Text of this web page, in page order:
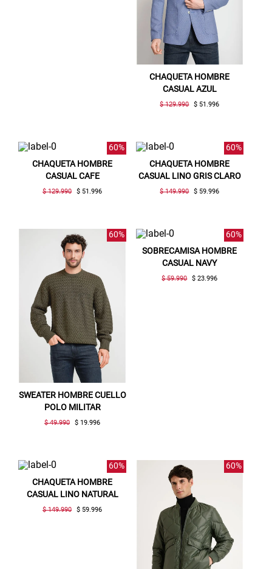
CHAQUETA HOMBRE
CASUAL AZUL
$ 129.990 $ 51.996
60%
CHAQUETA HOMBRE
CASUAL CAFE
$ 129.990 $ 51.996
60%
CHAQUETA HOMBRE
CASUAL LINO GRIS CLARO
$ 149.990 $ 59.996
60%
SWEATER HOMBRE CUELLO
POLO MILITAR
$ 49.990 $ 19.996
60%
SOBRECAMISA HOMBRE
CASUAL NAVY
$ 59.990 $ 23.996
60%
CHAQUETA HOMBRE
CASUAL LINO NATURAL
$ 149.990 $ 59.996
60%